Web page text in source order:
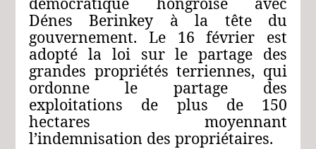
Dénes Berinkey à la tête du
gouvernement. Le 16 février est
adopté la loi sur le partage des
grandes propriétés terriennes, qui
ordonne le partage des
exploitations de plus de 150
hectares moyennant
l’indemnisation des propriétaires.